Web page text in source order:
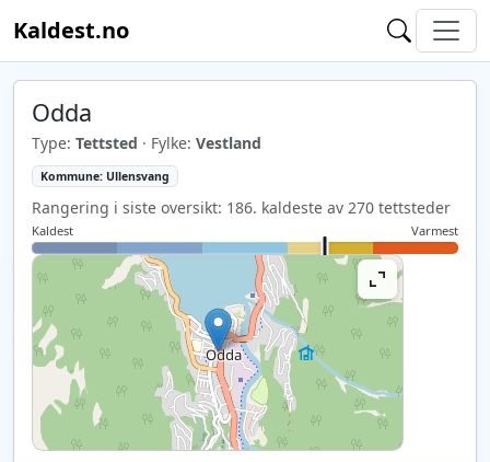
Kaldest.no
Odda
Type: Tettsted · Fylke: Vestland
Kommune: Ullensvang
Rangering i siste oversikt: 186. kaldeste av 270 tettsteder
Kaldest Varmest